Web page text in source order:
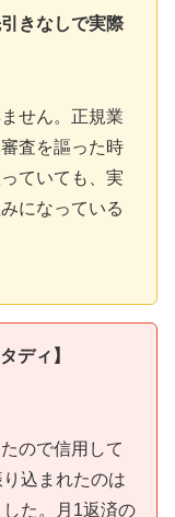
きなしで実際
せん。正規業
査を謳った時
ていても、実
になっている
ディ】
ので信用して
込まれたのは
た。月1返済の